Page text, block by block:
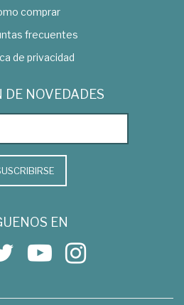
comprar
frecuentes
de privacidad
DE NOVEDADES
EN